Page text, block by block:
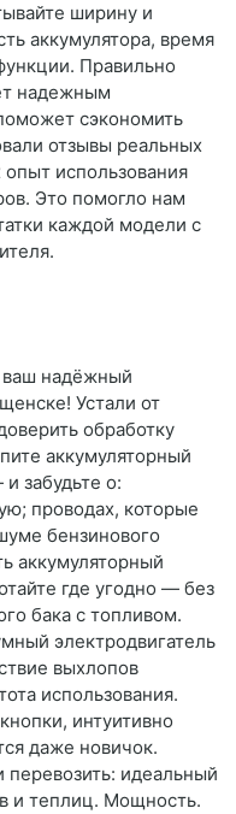
ширину и
аккумулятора, время
Правильно
надежным
сэкономить
отзывы реальных
опыт использования
Это помогло нам
каждой модели с
ваш надёжный
Устали от
обработку
аккумуляторный
забудьте о:
проводах, которые
бензинового
аккумуляторный
где угодно — без
бака с топливом.
электродвигатель
выхлопов
использования.
интуитивно
даже новичок.
перевозить: идеальный
и теплиц. Мощность.